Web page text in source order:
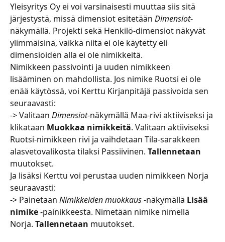
Yleisyritys Oy ei voi varsinaisesti muuttaa siis sitä
järjestystä, missä dimensiot esitetään Dimensiot-
näkymällä. Projekti sekä Henkilö-dimensiot näkyvät
ylimmäisinä, vaikka niitä ei ole käytetty eli
dimensioiden alla ei ole nimikkeitä.
Nimikkeen passivointi ja uuden nimikkeen
lisääminen on mahdollista. Jos nimike Ruotsi ei ole
enää käytössä, voi Kerttu Kirjanpitäjä passivoida sen
seuraavasti:
-> Valitaan Dimensiot-näkymällä Maa-rivi aktiiviseksi ja
klikataan Muokkaa nimikkeitä. Valitaan aktiiviseksi
Ruotsi-nimikkeen rivi ja vaihdetaan Tila-sarakkeen
alasvetovalikosta tilaksi Passiivinen. Tallennetaan
muutokset.
Ja lisäksi Kerttu voi perustaa uuden nimikkeen Norja
seuraavasti:
-> Painetaan Nimikkeiden muokkaus -näkymällä Lisää
nimike -painikkeesta. Nimetään nimike nimellä
Norja. Tallennetaan muutokset.